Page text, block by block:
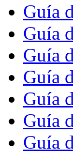
Guía
Guía
Guía
Guía
Guía
Guía
Guía